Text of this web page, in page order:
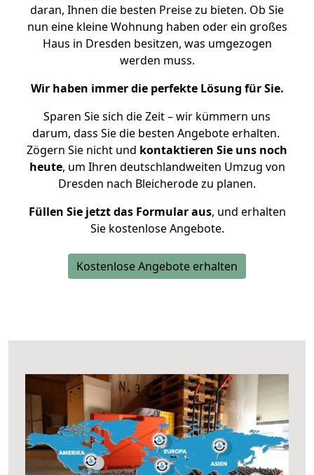
daran, Ihnen die besten Preise zu bieten. Ob Sie
nun eine kleine Wohnung haben oder ein großes
Haus in Dresden besitzen, was umgezogen
werden muss.
Wir haben immer die perfekte Lösung für Sie.
Sparen Sie sich die Zeit – wir kümmern uns
darum, dass Sie die besten Angebote erhalten.
Zögern Sie nicht und kontaktieren Sie uns noch
heute, um Ihren deutschlandweiten Umzug von
Dresden nach Bleicherode zu planen.
Füllen Sie jetzt das Formular aus, und erhalten
Sie kostenlose Angebote.
Kostenlose Angebote erhalten